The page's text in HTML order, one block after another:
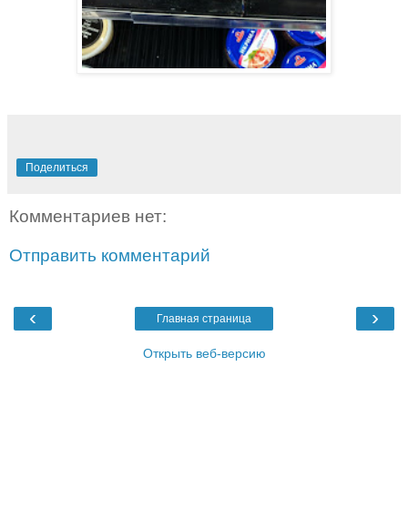
Поделиться
Комментариев нет:
Отправить комментарий
‹ ›
Главная страница
Открыть веб-версию